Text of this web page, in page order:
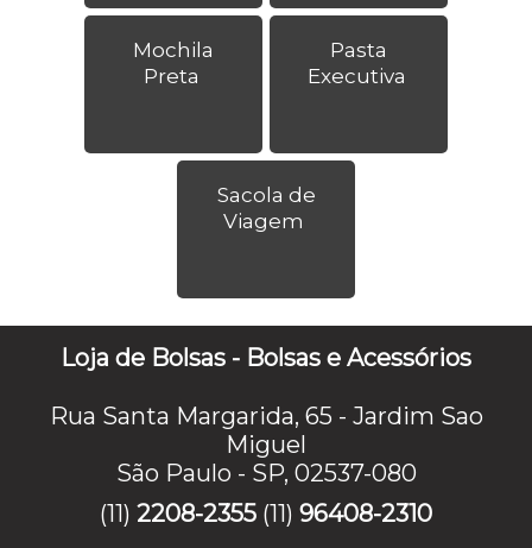
Mochila
Preta
Pasta
Executiva
Sacola de
Viagem
Loja de Bolsas - Bolsas e Acessórios
Rua Santa Margarida, 65 - Jardim Sao
Miguel
São Paulo - SP, 02537-080
(11) 2208-2355 (11) 96408-2310